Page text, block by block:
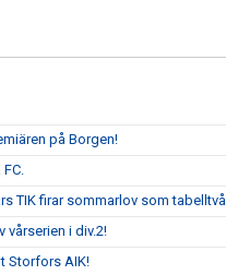
på Borgen!
TIK firar sommarlov som
vårserien i div.2!
Storfors AIK!